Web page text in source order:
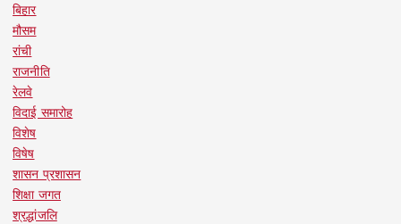
बिहार
मौसम
रांची
राजनीति
रेलवे
विदाई समारोह
विशेष
विषेष
शासन प्रशासन
शिक्षा जगत
श्रद्धांजलि